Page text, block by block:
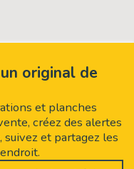
original de
et planches
créez des alertes
et partagez les